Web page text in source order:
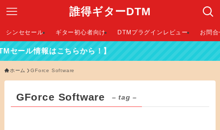
誰得ギターDTM
シンセセール ギター初心者向け DTMプラグインレビュー お問
ル情報はこちらから！】
ホーム GForce Software
GForce Software – tag –